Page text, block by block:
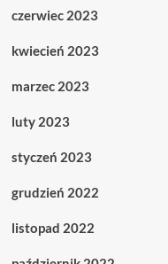
czerwiec 2023
kwiecień 2023
marzec 2023
luty 2023
styczeń 2023
grudzień 2022
listopad 2022